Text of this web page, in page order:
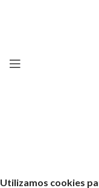
Utilizamos cookies